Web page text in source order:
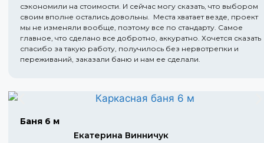
сэкономили на стоимости. И сейчас могу сказать, что выбором
своим вполне остались довольны. Места хватает везде, проект
мы не изменяли вообще, поэтому все по стандарту. Самое
главное, что сделано все добротно, аккуратно. Хочется сказать
спасибо за такую работу, получилось без нервотрепки и
переживаний, заказали баню и нам ее сделали.
Баня 6 м
Екатерина Винничук